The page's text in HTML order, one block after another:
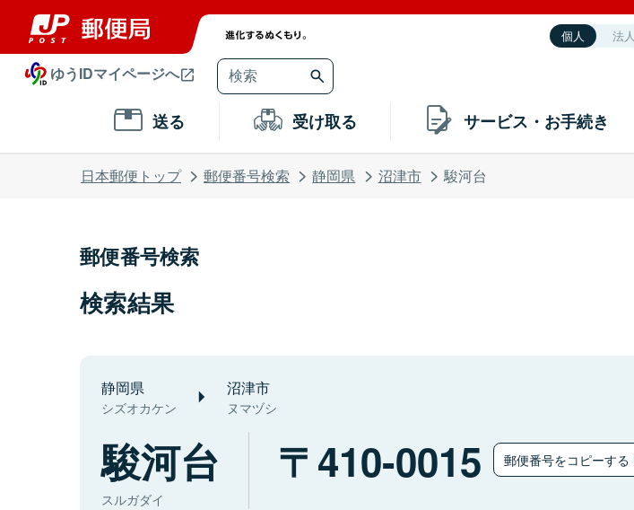
個人 法人
ゆうIDマイページへ
送る 受け取る サービス・お手続き
日本郵便トップ 郵便番号検索 静岡県 沼津市 駿河台
郵便番号検索
検索結果
静岡県
シズオカケン
沼津市
ヌマヅシ
駿河台
スルガダイ
410-0015 郵便番号をコピーする